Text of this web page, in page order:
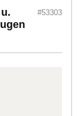
#53303